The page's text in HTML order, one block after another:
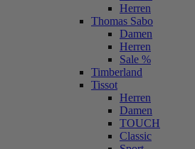
Herren
Thomas Sabo
Damen
Herren
Sale %
Timberland
Tissot
Herren
Damen
TOUCH
Classic